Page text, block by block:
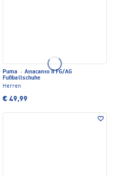
Puma · Attacanto II FG/AG
Fußballschuhe
Herren
€ 49,99